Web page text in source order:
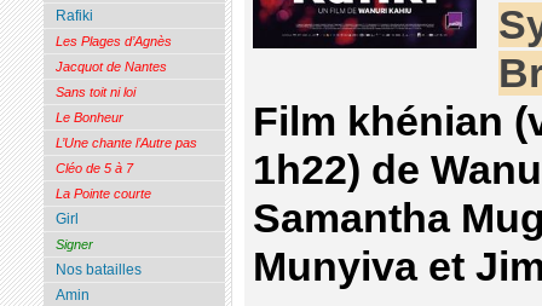
Film khénian
1h22) de
Samantha
Munyiva et
Rafiki
Les Plages d’Agnès
Jacquot de Nantes
Sans toit ni loi
Le Bonheur
L’Une chante l’Autre pas
Cléo de 5 à 7
La Pointe courte
Girl
Signer
Nos batailles
Amin